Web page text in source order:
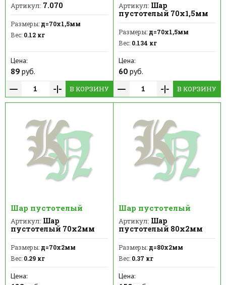
Артикул: 7.070
Размеры: д=70х1,5мм
Вес: 0.12 кг
Цена:
89 руб.
В КОРЗИНУ
Артикул: Шар
пустотелый 70х1,5мм
Размеры:д=70х1,5мм
Вес:0.134 кг
Цена:
60руб.
В КОРЗИНУ
Шар пустотелый
Артикул: Шар
пустотелый 70х2мм
Размеры: д=70х2мм
Вес: 0.29 кг
Цена:
Шар пустотелый
Артикул: Шар
пустотелый 80х2мм
Размеры:д=80х2мм
Вес:0.37 кг
Цена: